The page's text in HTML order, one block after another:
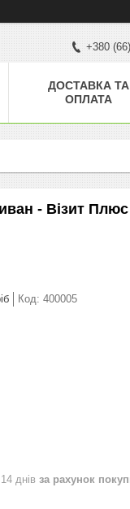
+380
ДОСТАВКА ТА
ОПЛАТА
- Візит Плюс
Код: 400005
днів за рахунок